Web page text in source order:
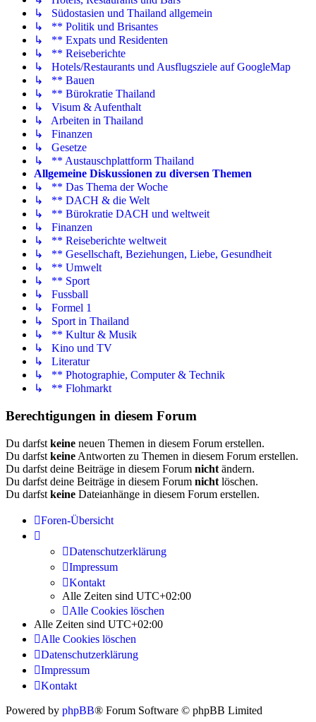
↳ Südostasien und Thailand allgemein
↳ ** Politik und Brisantes
↳ ** Expats und Residenten
↳ ** Reiseberichte
↳ Hotels/Restaurants und Ausflugsziele auf GoogleMap
↳ ** Bauen
↳ ** Bürokratie Thailand
↳ Visum & Aufenthalt
↳ Arbeiten in Thailand
↳ Finanzen
↳ Gesetze
↳ ** Austauschplattform Thailand
Allgemeine Diskussionen zu diversen Themen
↳ ** Das Thema der Woche
↳ ** DACH & die Welt
↳ ** Bürokratie DACH und weltweit
↳ Finanzen
↳ ** Reiseberichte weltweit
↳ ** Gesellschaft, Beziehungen, Liebe, Gesundheit
↳ ** Umwelt
↳ ** Sport
↳ Fussball
↳ Formel 1
↳ Sport in Thailand
↳ ** Kultur & Musik
↳ Kino und TV
↳ Literatur
↳ ** Photographie, Computer & Technik
↳ ** Flohmarkt
Berechtigungen in diesem Forum
Du darfst keine neuen Themen in diesem Forum erstellen.
Du darfst keine Antworten zu Themen in diesem Forum erstellen.
Du darfst deine Beiträge in diesem Forum nicht ändern.
Du darfst deine Beiträge in diesem Forum nicht löschen.
Du darfst keine Dateianhänge in diesem Forum erstellen.
Foren-Übersicht
Datenschutzerklärung
Impressum
Kontakt
Alle Zeiten sind UTC+02:00
Alle Cookies löschen
Alle Zeiten sind UTC+02:00
Alle Cookies löschen
Datenschutzerklärung
Impressum
Kontakt
Powered by phpBB® Forum Software © phpBB Limited